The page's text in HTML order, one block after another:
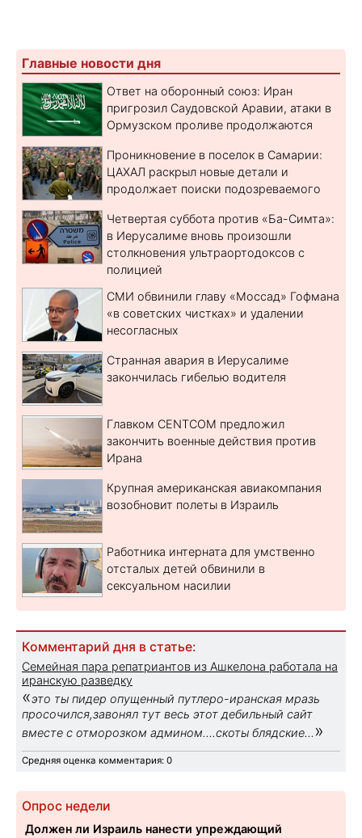
Главные новости дня
Ответ на оборонный союз: Иран
пригрозил Саудовской Аравии, атаки в
Ормузском проливе продолжаются
Проникновение в поселок в Самарии:
ЦАХАЛ раскрыл новые детали и
продолжает поиски подозреваемого
Четвертая суббота против «Ба-Симта»:
в Иерусалиме вновь произошли
столкновения ультраортодоксов с
полицией
СМИ обвинили главу «Моссад» Гофмана
«в советских чистках» и удалении
несогласных
Странная авария в Иерусалиме
закончилась гибелью водителя
Главком CENTCOM предложил
закончить военные действия против
Ирана
Крупная американская авиакомпания
возобновит полеты в Израиль
Работника интерната для умственно
отсталых детей обвинили в
сексуальном насилии
Комментарий дня в статье:
Семейная пара репатриантов из Ашкелона работала на
иранскую разведку
«это ты пидер опущенный путлеро-иранская мразь
просочился,завонял тут весь этот дебильный сайт
вместе с отморозком админом....скоты блядские... »
Средняя оценка комментария: 0
Опрос недели
Должен ли Израиль нанести упреждающий